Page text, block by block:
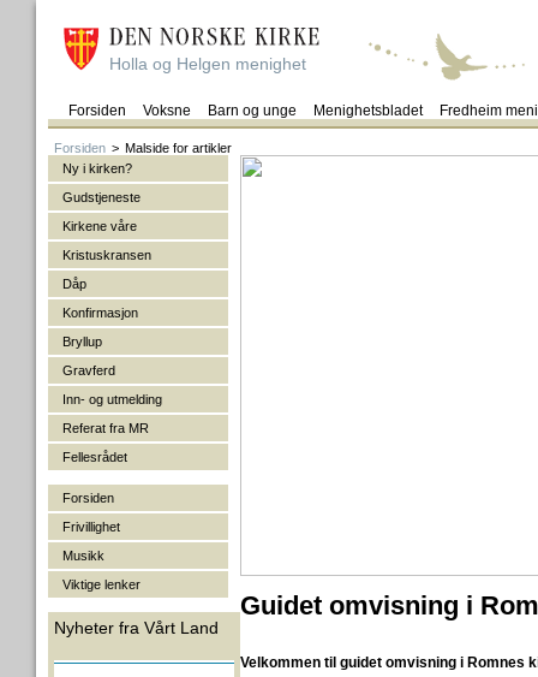
Holla og Helgen menighet
Forsiden Voksne Barn og unge Menighetsbladet Fredheim
Forsiden > Malside for artikler
Ny i kirken?
Gudstjeneste
Kirkene våre
Kristuskransen
Dåp
Konfirmasjon
Bryllup
Gravferd
Inn- og utmelding
Referat fra MR
Fellesrådet
Forsiden
Frivillighet
Musikk
Viktige lenker
Nyheter fra Vårt Land
Guidet omvisning i
Velkommen til guidet omvisning i Romnes